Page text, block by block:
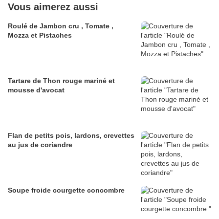
Vous aimerez aussi
Roulé de Jambon cru , Tomate ,
Mozza et Pistaches
Tartare de Thon rouge mariné et
mousse d'avocat
Flan de petits pois, lardons, crevettes
au jus de coriandre
Soupe froide courgette concombre